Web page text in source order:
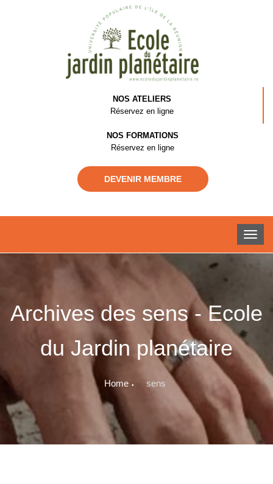
NOS ATELIERS
Réservez en ligne
NOS FORMATIONS
Réservez en ligne
DEVENIR MEMBRE
Archives des sens - Ecole
du Jardin planétaire
Home sens